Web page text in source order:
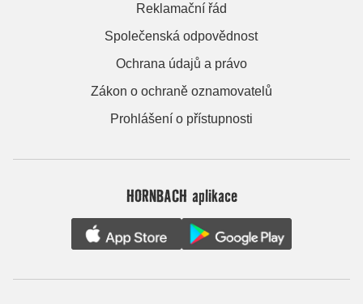
Reklamační řád
Společenská odpovědnost
Ochrana údajů a právo
Zákon o ochraně oznamovatelů
Prohlášení o přístupnosti
HORNBACH aplikace